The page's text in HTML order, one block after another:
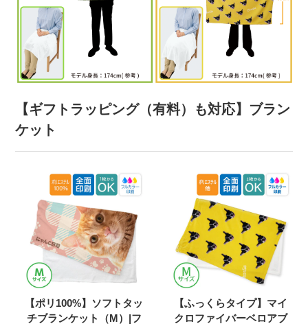
【ギフトラッピング（有料）も対応】ブラン
ケット
【ポリ100%】ソフトタッ
チブランケット（M）|フ
【ふっくらタイプ】マイ
クロファイバーベロアブ